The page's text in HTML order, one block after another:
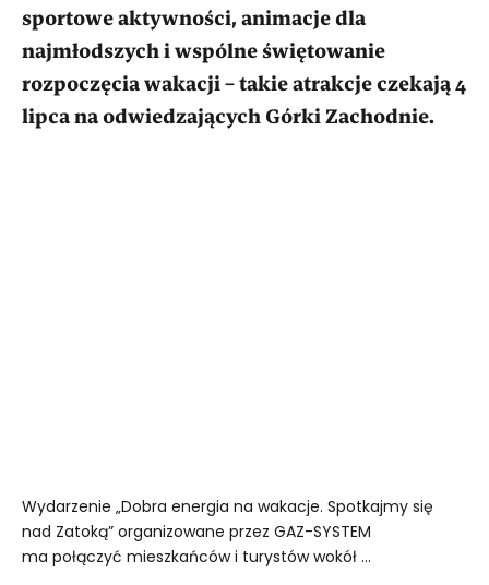
sportowe aktywności, animacje dla
najmłodszych i wspólne świętowanie
rozpoczęcia wakacji – takie atrakcje czekają 4
lipca na odwiedzających Górki Zachodnie.
Wydarzenie „Dobra energia na wakacje. Spotkajmy się
nad Zatoką” organizowane przez GAZ-SYSTEM
ma połączyć mieszkańców i turystów wokół ...